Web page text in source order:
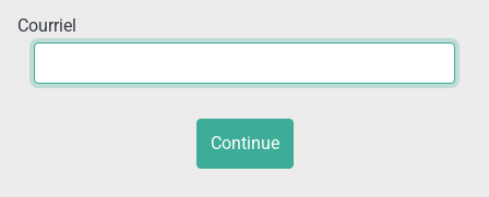
Courriel
Continue